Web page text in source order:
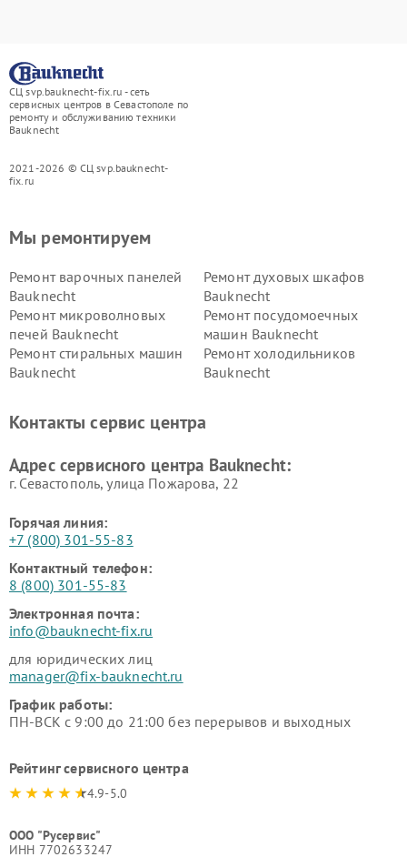
СЦ svp.bauknecht-fix.ru - сеть
сервисных центров в Севастополе по
ремонту и обслуживанию техники
Bauknecht
2021-2026 © СЦ svp.bauknecht-
fix.ru
Мы ремонтируем
Ремонт варочных панелей
Bauknecht
Ремонт духовых шкафов
Bauknecht
Ремонт микроволновых
печей Bauknecht
Ремонт посудомоечных
машин Bauknecht
Ремонт стиральных машин
Bauknecht
Ремонт холодильников
Bauknecht
Контакты сервис центра
Адрес сервисного центра Bauknecht:
г. Севастополь, улица Пожарова, 22
Горячая линия:
+7 (800) 301-55-83
Контактный телефон:
8 (800) 301-55-83
Электронная почта:
info@bauknecht-fix.ru
для юридических лиц
manager@fix-bauknecht.ru
График работы:
ПН-ВСК с 9:00 до 21:00 без перерывов и выходных
Рейтинг сервисного центра
4.9-5.0
ООО "Русервис"
ИНН 7702633247